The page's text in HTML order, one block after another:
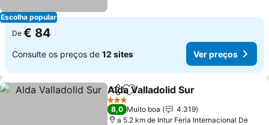
Escolha popular
De € 84
Consulte os preços de 12 sites Ver preços
PartilharAdicionar aos favoritos
Alda Valladolid Sur
3 Estrelas
8,0 Muito boa
4.319
a 5.2 km de Intur Feria Internacional De